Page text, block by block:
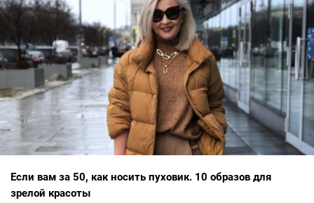
арабских дизайнеров, рассеялись как дым. А столько красоты
сегодня сложно увидеть на других известных неделях
мод.Самое интересное сейчас покажу ?
Если вам за 50, как носить пуховик. 10 образов для
зрелой красоты